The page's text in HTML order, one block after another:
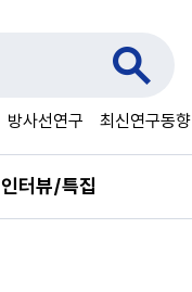
방사선연구 최신연구동향
인터뷰/특집